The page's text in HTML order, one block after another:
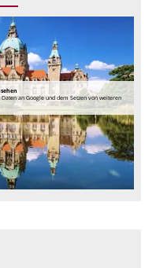
an Google und dem Setzen von weiteren